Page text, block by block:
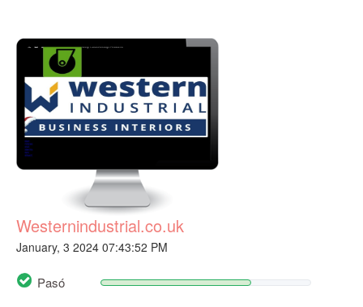
Westernindustrial.co.uk
January, 3 2024 07:43:52 PM
Pasó